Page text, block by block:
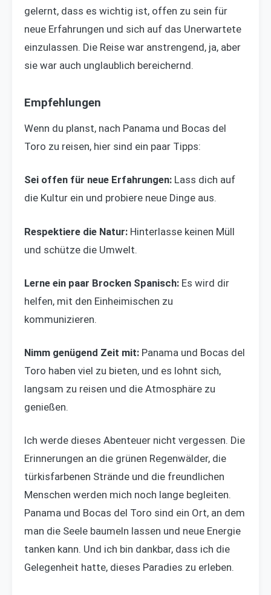
gelernt, dass es wichtig ist, offen zu sein für
neue Erfahrungen und sich auf das Unerwartete
einzulassen. Die Reise war anstrengend, ja, aber
sie war auch unglaublich bereichernd.
Empfehlungen
Wenn du planst, nach Panama und Bocas del
Toro zu reisen, hier sind ein paar Tipps:
Sei offen für neue Erfahrungen: Lass dich auf
die Kultur ein und probiere neue Dinge aus.
Respektiere die Natur: Hinterlasse keinen Müll
und schütze die Umwelt.
Lerne ein paar Brocken Spanisch: Es wird dir
helfen, mit den Einheimischen zu
kommunizieren.
Nimm genügend Zeit mit: Panama und Bocas del
Toro haben viel zu bieten, und es lohnt sich,
langsam zu reisen und die Atmosphäre zu
genießen.
Ich werde dieses Abenteuer nicht vergessen. Die
Erinnerungen an die grünen Regenwälder, die
türkisfarbenen Strände und die freundlichen
Menschen werden mich noch lange begleiten.
Panama und Bocas del Toro sind ein Ort, an dem
man die Seele baumeln lassen und neue Energie
tanken kann. Und ich bin dankbar, dass ich die
Gelegenheit hatte, dieses Paradies zu erleben.